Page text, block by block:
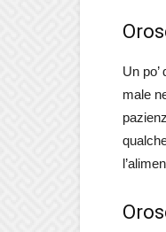
Un
male